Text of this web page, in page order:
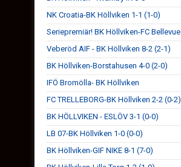
NK Croatia-BK Höllviken 1-1 (1-0)
Seriepremiär! BK Höllviken-FC Bellevue
Veberöd AIF - BK Höllviken 8-2 (2-1)
BK Höllviken-Borstahusen 4-0 (2-0)
IFÖ Bromölla- BK Höllviken
FC TRELLEBORG-BK Höllviken 2-2 (0-2)
BK HÖLLVIKEN - ESLÖV 3-1 (0-0)
LB 07-BK Höllviken 1-0 (0-0)
BK Höllviken-GIF NIKE 8-1 (7-0)